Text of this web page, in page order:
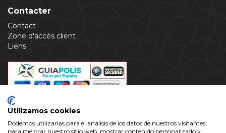
Contacter
Contact
Zone d'accès client
Liens
Utilizamos cookies
Podemos utilizarlas para el análisis de los datos de nuestros visitantes,
para mejorar nuestro sitio web, mostrar contenido personalizado y